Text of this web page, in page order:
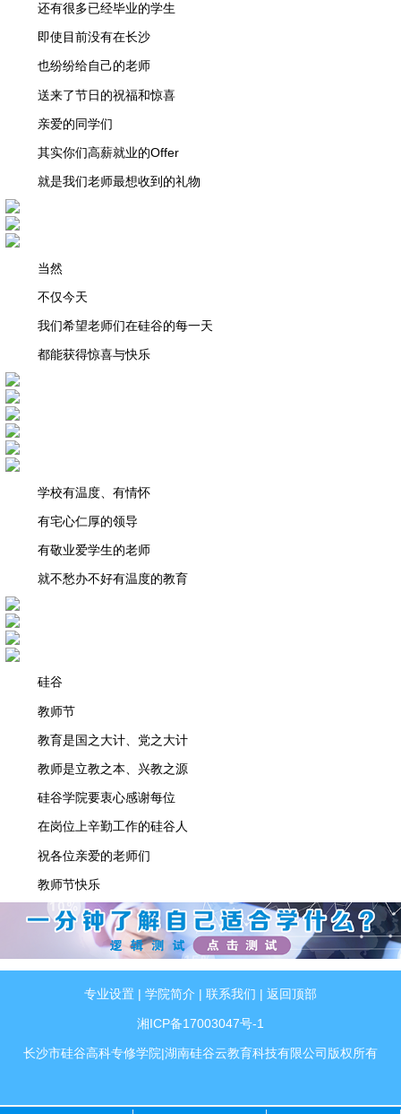
还有很多已经毕业的学生
即使目前没有在长沙
也纷纷给自己的老师
送来了节日的祝福和惊喜
亲爱的同学们
其实你们高薪就业的Offer
就是我们老师最想收到的礼物
当然
不仅今天
我们希望老师们在硅谷的每一天
都能获得惊喜与快乐
学校有温度、有情怀
有宅心仁厚的领导
有敬业爱学生的老师
就不愁办不好有温度的教育
硅谷
教师节
教育是国之大计、党之大计
教师是立教之本、兴教之源
硅谷学院要衷心感谢每位
在岗位上辛勤工作的硅谷人
祝各位亲爱的老师们
教师节快乐
专业设置 | 学院简介 | 联系我们 | 返回顶部
湘ICP备17003047号-1
长沙市硅谷高科专修学院|湖南硅谷云教育科技有限公司版权所有